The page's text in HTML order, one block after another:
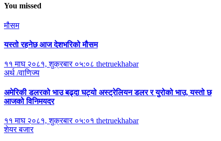
You missed
मौसम
यस्तो रहनेछ आज देशभरिको मौसम
११ माघ २०८१, शुक्रबार ०५:०८ thetruekhabar
अर्थ /वाणिज्य
अमेरिकी डलरको भाउ बढ्दा घट्यो अस्ट्रेलियन डलर र युरोको भाउ, यस्तो छ
आजको विनिमयदर
११ माघ २०८१, शुक्रबार ०५:०१ thetruekhabar
शेयर बजार